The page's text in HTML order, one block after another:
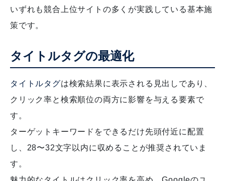
いずれも競合上位サイトの多くが実践している基本施
策です。
タイトルタグの最適化
タイトルタグは検索結果に表示される見出しであり、
クリック率と検索順位の両方に影響を与える要素で
す。
ターゲットキーワードをできるだけ先頭付近に配置
し、28〜32文字以内に収めることが推奨されていま
す。